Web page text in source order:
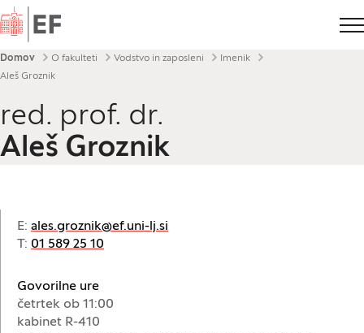
Domov
Drobtinice
Domov O fakulteti Vodstvo in zaposleni
Imenik
Aleš Groznik
red. prof. dr.
Aleš Groznik
E: ales.groznik@ef.uni-lj.si
T: 01 589 25 10
Govorilne ure
četrtek ob 11:00
kabinet R-410